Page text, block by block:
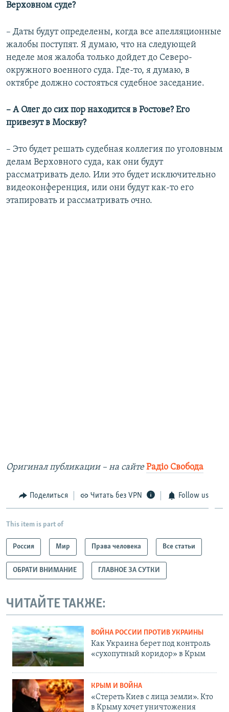
Верховном суде?
– Даты будут определены, когда все апелляционные
жалобы поступят. Я думаю, что на следующей
неделе моя жалоба только дойдет до Северо-
окружного военного суда. Где-то, я думаю, в
октябре должно состояться судебное заседание.
– А Олег до сих пор находится в Ростове? Его
привезут в Москву?
– Это будет решать судебная коллегия по уголовным
делам Верховного суда, как они будут
рассматривать дело. Или это будет исключительно
видеоконференция, или они будут как-то его
этапировать и рассматривать очно.
Оригинал публикации – на сайте Радіо Свобода
Поделиться Читать без VPN Follow us
This item is part of
Россия Мир Права человека Все статьи
ОБРАТИ ВНИМАНИЕ ГЛАВНОЕ ЗА СУТКИ
ЧИТАЙТЕ ТАКЖЕ:
ВОЙНА РОССИИ ПРОТИВ УКРАИНЫ
Как Украина берет под контроль
«сухопутный коридор» в Крым
КРЫМ И ВОЙНА
«Стереть Киев с лица земли». Кто
в Крыму хочет уничтожения